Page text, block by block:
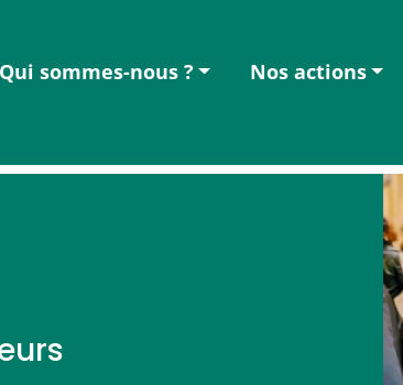
Qui sommes-nous ? Nos actions